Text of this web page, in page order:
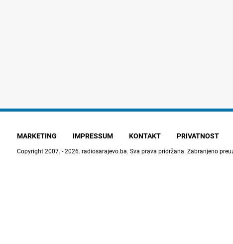
MARKETING IMPRESSUM KONTAKT PRIVATNOST
Copyright 2007. - 2026. radiosarajevo.ba. Sva prava pridržana. Zabranjeno